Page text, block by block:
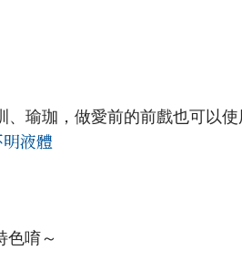
瑜珈，做愛前的前戲也可以
液體
色唷～